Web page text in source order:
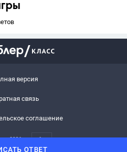
ОТВЕТ
версия
связь
соглашение
2026 6+